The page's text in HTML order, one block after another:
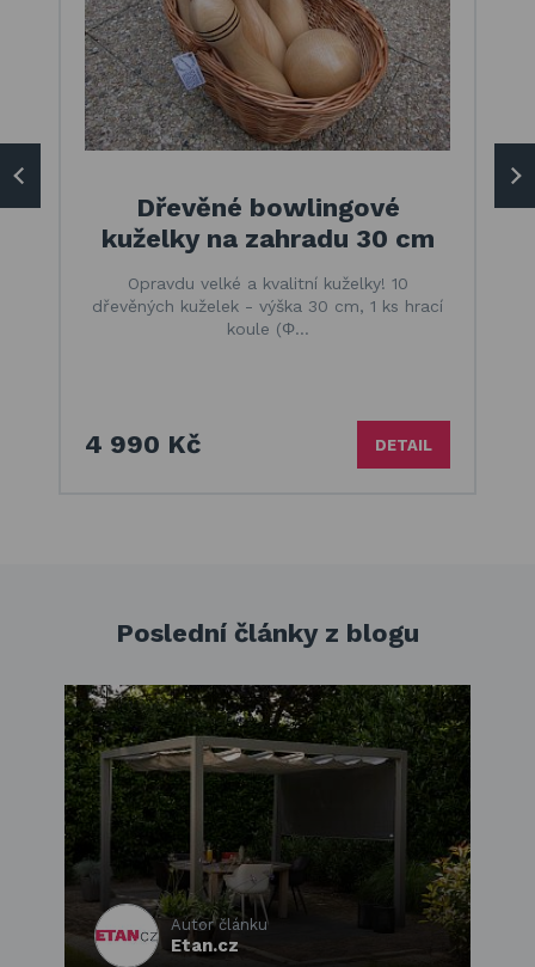
Dřevěné bowlingové
kuželky na zahradu 30 cm
Opravdu velké a kvalitní kuželky! 10
dřevěných kuželek - výška 30 cm, 1 ks hrací
koule (Φ…
4 990 Kč DETAIL
Poslední články z blogu
Autor článku
Etan.cz